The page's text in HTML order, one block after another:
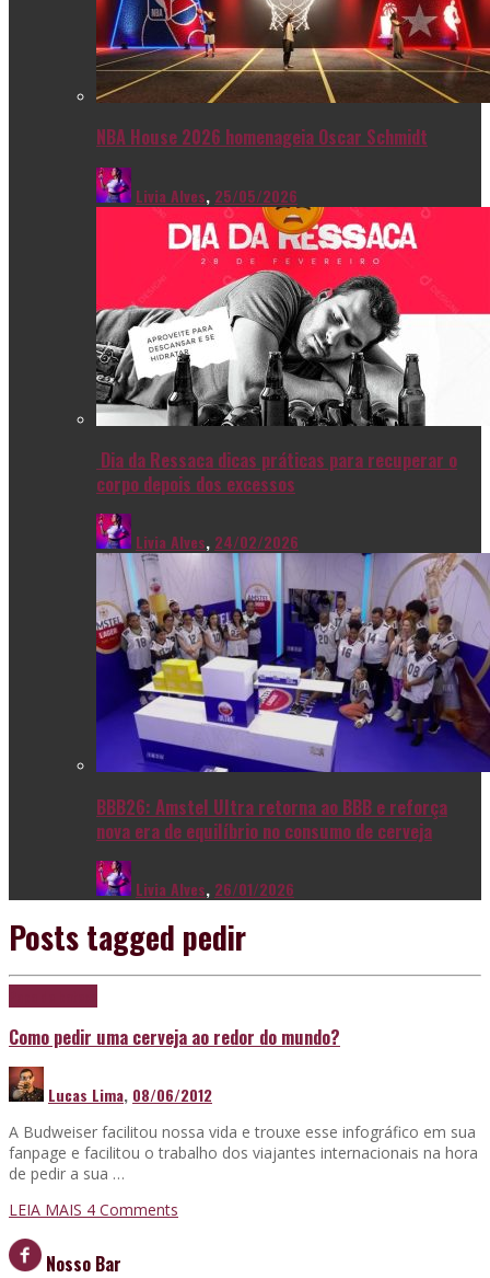
NBA House 2026 homenageia Oscar Schmidt
Livia Alves, 25/05/2026
Dia da Ressaca dicas práticas para recuperar o
corpo depois dos excessos
Livia Alves, 24/02/2026
BBB26: Amstel Ultra retorna ao BBB e reforça
nova era de equilíbrio no consumo de cerveja
Livia Alves, 26/01/2026
Posts tagged pedir
Como pedir uma cerveja ao redor do mundo?
Lucas Lima, 08/06/2012
A Budweiser facilitou nossa vida e trouxe esse infográfico em sua
fanpage e facilitou o trabalho dos viajantes internacionais na hora
de pedir a sua …
LEIA MAIS 4 Comments
Nosso Bar